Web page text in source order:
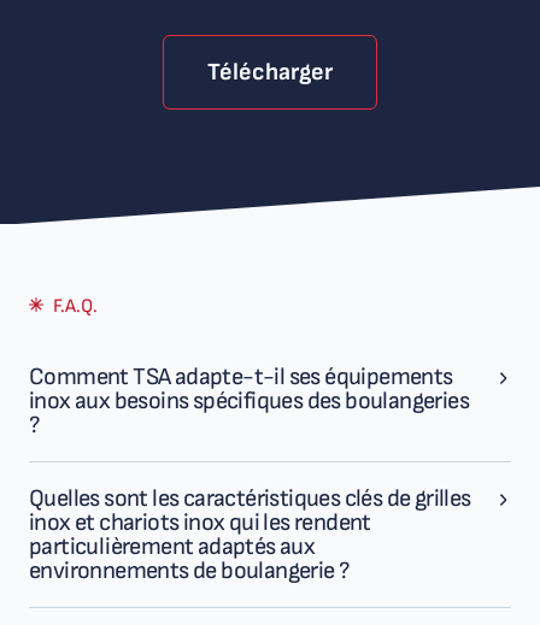
Télécharger
F.A.Q.
Comment TSA adapte-t-il ses équipements
inox aux besoins spécifiques des boulangeries
?
Quelles sont les caractéristiques clés de grilles
inox et chariots inox qui les rendent
particulièrement adaptés aux
environnements de boulangerie ?